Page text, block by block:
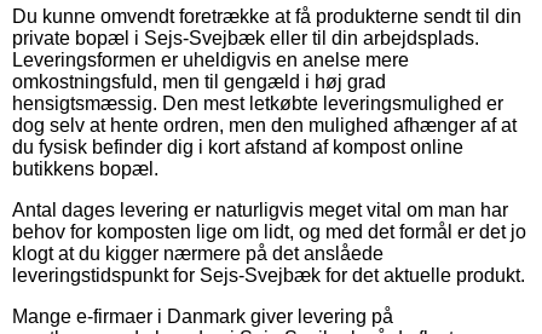
Du kunne omvendt foretrække at få produkterne sendt til din
private bopæl i Sejs-Svejbæk eller til din arbejdsplads.
Leveringsformen er uheldigvis en anelse mere
omkostningsfuld, men til gengæld i høj grad
hensigtsmæssig. Den mest letkøbte leveringsmulighed er
dog selv at hente ordren, men den mulighed afhænger af at
du fysisk befinder dig i kort afstand af kompost online
butikkens bopæl.
Antal dages levering er naturligvis meget vital om man har
behov for komposten lige om lidt, og med det formål er det jo
klogt at du kigger nærmere på det anslåede
leveringstidspunkt for Sejs-Svejbæk for det aktuelle produkt.
Mange e-firmaer i Danmark giver levering på